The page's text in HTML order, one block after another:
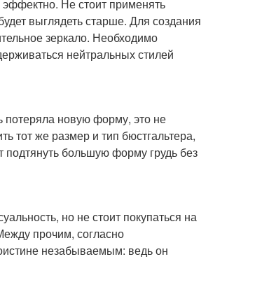
эффектно. Не стоит применять
выглядеть старше. Для создания
зеркало. Необходимо
нейтральных стилей
потеряла новую форму, это не
тот же размер и тип бюстгальтера,
большую форму грудь без
но не стоит покупаться на
прочим, согласно
незабываемым: ведь он